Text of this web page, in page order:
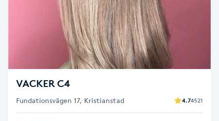
Hypnos
VACKER C4
Fundationsvägen 17, Kristianstad 4.74521